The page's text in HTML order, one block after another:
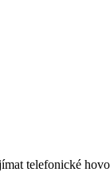
telefonické